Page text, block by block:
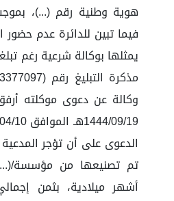
هوية وطنية رقم (...)،
فيما تبين للدائرة عدم
يمثلها بوكالة شرعية رغم
وكالة عن دعوى موكلته
الدعوى على أن تؤجر